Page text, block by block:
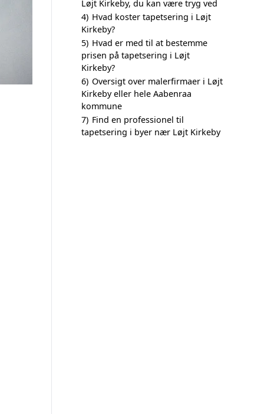
Løjt Kirkeby, du kan være tryg ved
4) Hvad koster tapetsering i Løjt
Kirkeby?
5) Hvad er med til at bestemme
prisen på tapetsering i Løjt
Kirkeby?
6) Oversigt over malerfirmaer i Løjt
Kirkeby eller hele Aabenraa
kommune
7) Find en professionel til
tapetsering i byer nær Løjt Kirkeby